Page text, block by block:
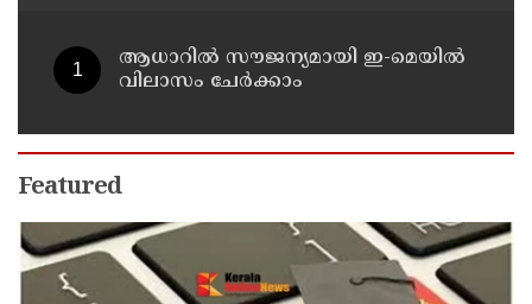
ആധാറിൽ സൗജന്യമായി ഇ-മെയിൽ
വിലാസം ചേർക്കാം
Featured